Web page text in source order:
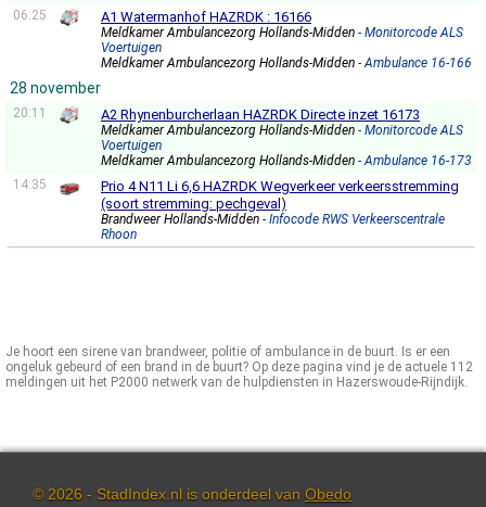
06:25
A1 Watermanhof HAZRDK : 16166
Meldkamer Ambulancezorg Hollands-Midden - Monitorcode ALS
Voertuigen
Meldkamer Ambulancezorg Hollands-Midden - Ambulance 16-166
28 november
20:11 A2 Rhynenburcherlaan HAZRDK Directe inzet 16173
Meldkamer Ambulancezorg Hollands-Midden - Monitorcode ALS
Voertuigen
Meldkamer Ambulancezorg Hollands-Midden - Ambulance 16-173
14:35
Prio 4 N11 Li 6,6 HAZRDK Wegverkeer verkeersstremming
(soort stremming: pechgeval)
Brandweer Hollands-Midden - Infocode RWS Verkeerscentrale
Rhoon
Je hoort een sirene van brandweer, politie of ambulance in de buurt. Is er een
ongeluk gebeurd of een brand in de buurt? Op deze pagina vind je de actuele 112
meldingen uit het P2000 netwerk van de hulpdiensten in Hazerswoude-Rijndijk.
© 2026 - StadIndex.nl is onderdeel van Obedo